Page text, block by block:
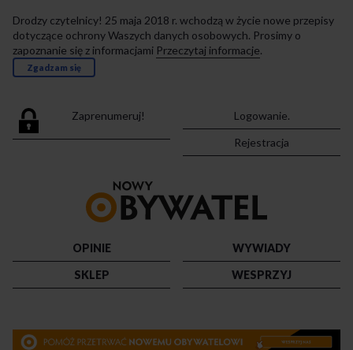
Drodzy czytelnicy! 25 maja 2018 r. wchodzą w życie nowe przepisy
dotyczące ochrony Waszych danych osobowych. Prosimy o
zapoznanie się z informacjami Przeczytaj informacje.
Zgadzam się
Zaprenumeruj!
Logowanie.
Rejestracja
strony
OPINIE
WYWIADY
SKLEP
WESPRZYJ